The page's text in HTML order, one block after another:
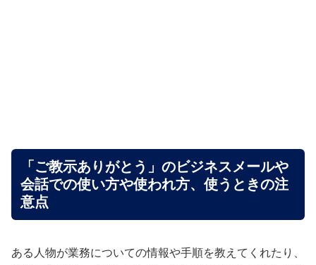
「ご教示ありがとう」のビジネスメールや
会話での使い方や使われ方、使うときの注
意点
ある人物が業務についての情報や手順を教えてくれたり、